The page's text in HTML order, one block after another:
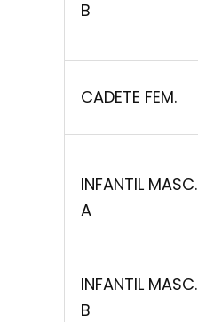
B
CADETE FEM.
INFANTIL MASC.
A
INFANTIL MASC.
B